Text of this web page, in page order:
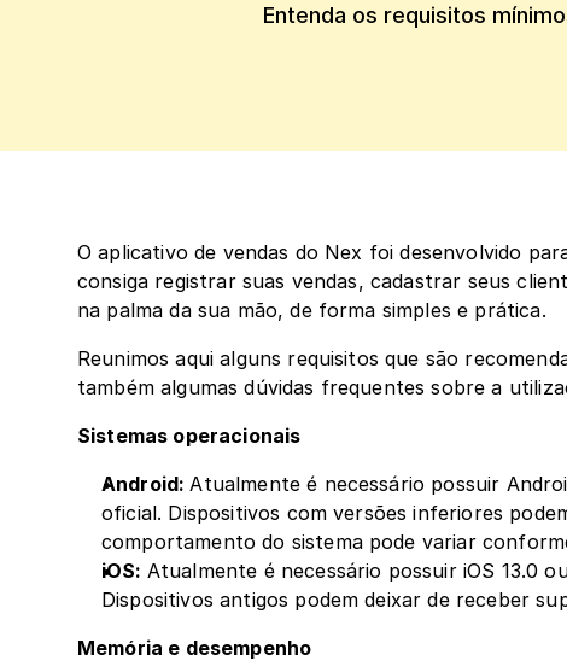
Entenda os requisitos
O aplicativo de vendas do Nex foi desenvolvido
consiga registrar suas vendas, cadastrar seus
na palma da sua mão, de forma simples e prática.
Reunimos aqui alguns requisitos que são
também algumas dúvidas frequentes sobre a
Sistemas operacionais
Android: Atualmente é necessário possuir
oficial. Dispositivos com versões inferiores
comportamento do sistema pode variar
iOS: Atualmente é necessário possuir iOS 13.0
Dispositivos antigos podem deixar de receber
Memória e desempenho